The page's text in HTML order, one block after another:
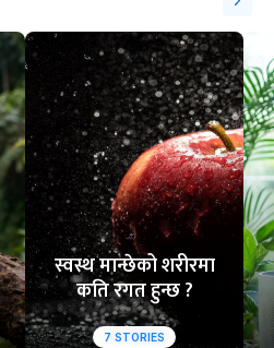
स्वस्थ मान्छेको शरीरमा
कति रगत हुन्छ ?
7 STORIES